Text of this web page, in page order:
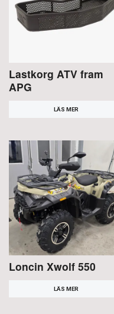
Lastkorg ATV fram
APG
LÄS MER
Loncin Xwolf 550
LÄS MER